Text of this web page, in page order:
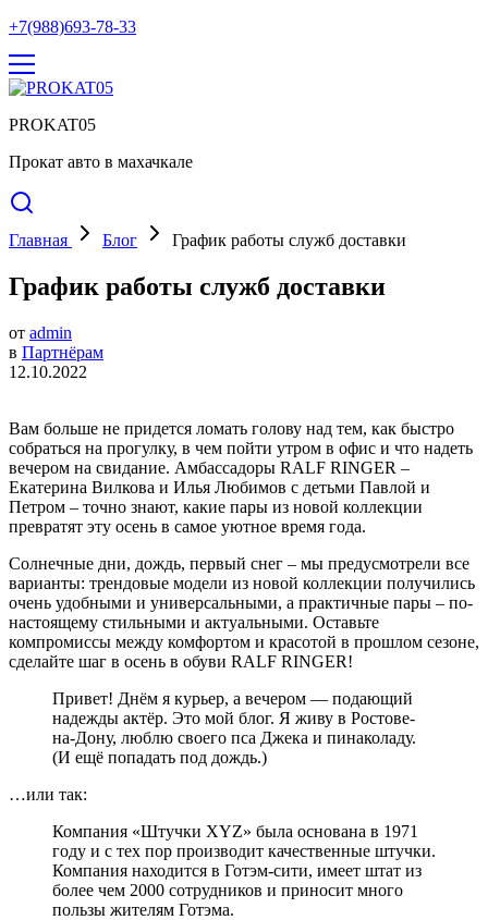
+7(988)693-78-33
PROKAT05
Прокат авто в махачкале
Главная Блог График работы служб доставки
График работы служб доставки
от admin
в Партнёрам
12.10.2022
Вам больше не придется ломать голову над тем, как быстро
собраться на прогулку, в чем пойти утром в офис и что надеть
вечером на свидание. Амбассадоры RALF RINGER –
Екатерина Вилкова и Илья Любимов с детьми Павлой и
Петром – точно знают, какие пары из новой коллекции
превратят эту осень в самое уютное время года.
Солнечные дни, дождь, первый снег – мы предусмотрели все
варианты: трендовые модели из новой коллекции получились
очень удобными и универсальными, а практичные пары – по-
настоящему стильными и актуальными. Оставьте
компромиссы между комфортом и красотой в прошлом сезоне,
сделайте шаг в осень в обуви RALF RINGER!
Привет! Днём я курьер, а вечером — подающий
надежды актёр. Это мой блог. Я живу в Ростове-
на-Дону, люблю своего пса Джека и пинаколаду.
(И ещё попадать под дождь.)
…или так:
Компания «Штучки XYZ» была основана в 1971
году и с тех пор производит качественные штучки.
Компания находится в Готэм-сити, имеет штат из
более чем 2000 сотрудников и приносит много
пользы жителям Готэма.